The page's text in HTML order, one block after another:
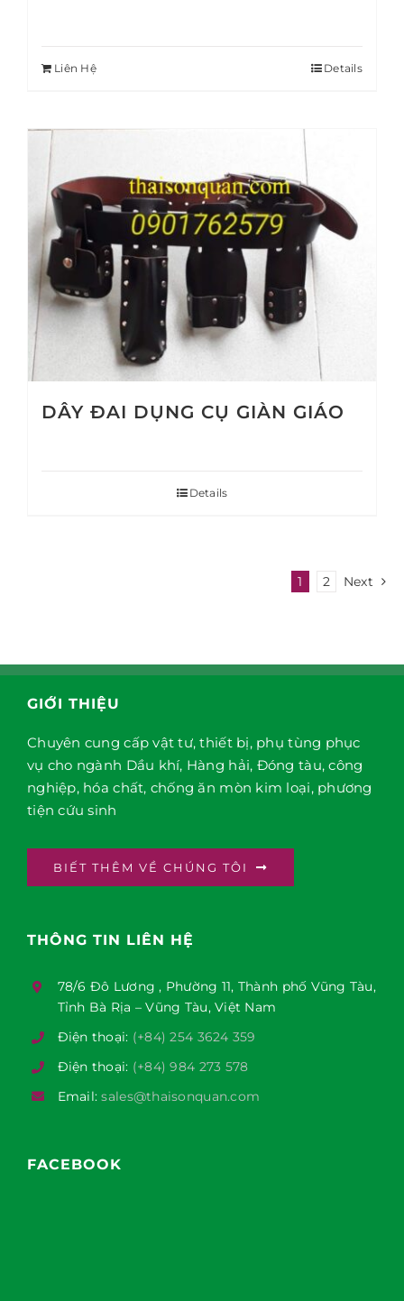
Liên Hệ Details
DÂY ĐAI DỤNG CỤ GIÀN GIÁO
Details
1 2 Next
GIỚI THIỆU
Chuyên cung cấp vật tư, thiết bị, phụ tùng phục
vụ cho ngành Dầu khí, Hàng hải, Đóng tàu, công
nghiệp, hóa chất, chống ăn mòn kim loại, phương
tiện cứu sinh
BIẾT THÊM VỀ CHÚNG TÔI
THÔNG TIN LIÊN HỆ
78/6 Đô Lương , Phường 11, Thành phố Vũng Tàu,
Tỉnh Bà Rịa – Vũng Tàu, Việt Nam
Điện thoại: (+84) 254 3624 359
Điện thoại: (+84) 984 273 578
Email:sales@thaisonquan.com
FACEBOOK